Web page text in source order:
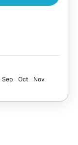
Sep Oct
Nov